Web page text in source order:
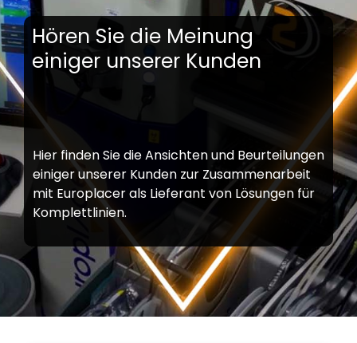
Hören Sie die Meinung
einiger unserer Kunden
Hier finden Sie die Ansichten und Beurteilungen
einiger unserer Kunden zur Zusammenarbeit
mit Europlacer als Lieferant von Lösungen für
Komplettlinien.